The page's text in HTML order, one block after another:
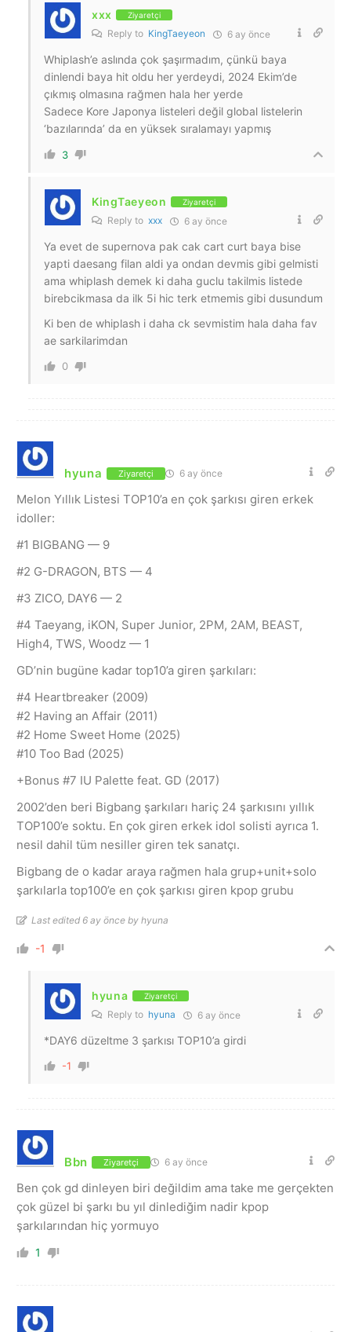
xxx Ziyaretçi
Reply to KingTaeyeon 6 ay önce
Whiplash’e aslında çok şaşırmadım, çünkü baya
dinlendi baya hit oldu her yerdeydi, 2024 Ekim’de
çıkmış olmasına rağmen hala her yerde
Sadece Kore Japonya listeleri değil global listelerin
‘bazılarında’ da en yüksek sıralamayı yapmış
3
KingTaeyeon Ziyaretçi
Reply to xxx 6 ay önce
Ya evet de supernova pak cak cart curt baya bise
yapti daesang filan aldi ya ondan devmis gibi gelmisti
ama whiplash demek ki daha guclu takilmis listede
birebcikmasa da ilk 5i hic terk etmemis gibi dusundum
Ki ben de whiplash i daha ck sevmistim hala daha fav
ae sarkilarimdan
0
hyuna Ziyaretçi 6 ay önce
Melon Yıllık Listesi TOP10’a en çok şarkısı giren erkek
idoller:
#1 BIGBANG — 9
#2 G-DRAGON, BTS — 4
#3 ZICO, DAY6 — 2
#4 Taeyang, iKON, Super Junior, 2PM, 2AM, BEAST,
High4, TWS, Woodz — 1
GD’nin bugüne kadar top10’a giren şarkıları:
#4 Heartbreaker (2009)
#2 Having an Affair (2011)
#2 Home Sweet Home (2025)
#10 Too Bad (2025)
+Bonus #7 IU Palette feat. GD (2017)
2002’den beri Bigbang şarkıları hariç 24 şarkısını yıllık
TOP100’e soktu. En çok giren erkek idol solisti ayrıca 1.
nesil dahil tüm nesiller giren tek sanatçı.
Bigbang de o kadar araya rağmen hala grup+unit+solo
şarkılarla top100’e en çok şarkısı giren kpop grubu
Last edited 6 ay önce by hyuna
-1
hyuna Ziyaretçi
Reply to hyuna 6 ay önce
*DAY6 düzeltme 3 şarkısı TOP10’a girdi
-1
Bbn Ziyaretçi 6 ay önce
Ben çok gd dinleyen biri değildim ama take me gerçekten
çok güzel bi şarkı bu yıl dinlediğim nadir kpop
şarkılarından hiç yormuyo
1